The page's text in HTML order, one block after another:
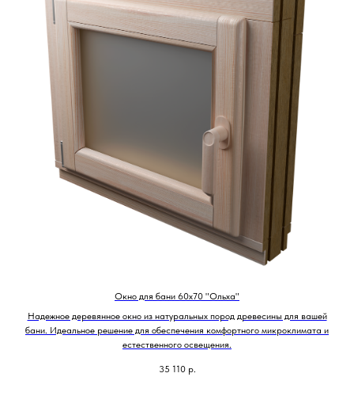
Окно для бани 60х70 "Ольха"
Надежное деревянное окно из натуральных пород древесины для вашей
бани. Идеальное решение для обеспечения комфортного микроклимата и
естественного освещения.
35 110 р.